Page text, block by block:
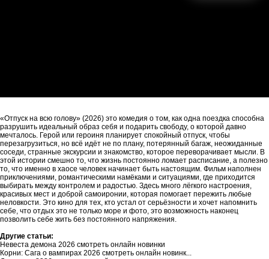
«Отпуск на всю голову» (2026) это комедия о том, как одна поездка способна
разрушить идеальный образ себя и подарить свободу, о которой давно
мечталось. Герой или героиня планирует спокойный отпуск, чтобы
перезагрузиться, но всё идёт не по плану, потерянный багаж, неожиданные
соседи, странные экскурсии и знакомство, которое переворачивает мысли. В
этой истории смешно то, что жизнь постоянно ломает расписание, а полезно
то, что именно в хаосе человек начинает быть настоящим. Фильм наполнен
приключениями, романтическими намёками и ситуациями, где приходится
выбирать между контролем и радостью. Здесь много лёгкого настроения,
красивых мест и доброй самоиронии, которая помогает пережить любые
неловкости. Это кино для тех, кто устал от серьёзности и хочет напомнить
себе, что отдых это не только море и фото, это возможность наконец
позволить себе жить без постоянного напряжения.
Другие статьи:
Невеста демона 2026 смотреть онлайн новинки
Корни: Сага о вампирах 2026 смотреть онлайн новинк...